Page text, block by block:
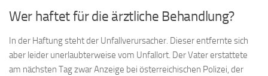
Wer haftet für die ärztliche Behandlung?
In der Haftung steht der Unfallverursacher. Dieser entfernte sich
aber leider unerlaubterweise vom Unfallort. Der Vater erstattete
am nächsten Tag zwar Anzeige bei österreichischen Polizei, der